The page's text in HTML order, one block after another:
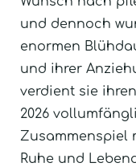
und dennoch
enormen
und ihrer
verdient sie
2026
Zusammenspiel
Ruhe und